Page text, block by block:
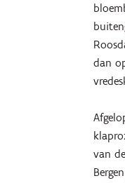
dan
van